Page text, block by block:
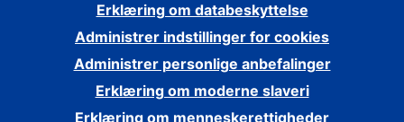
Erklæring om databeskyttelse
Administrer indstillinger for cookies
Administrer personlige anbefalinger
Erklæring om moderne slaveri
Erklæring om menneskerettigheder